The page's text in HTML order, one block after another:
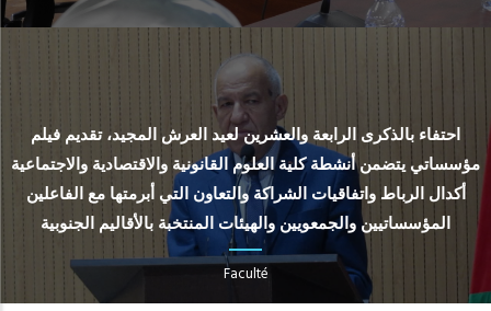
احتفاء بالذكرى الرابعة والعشرين لعيد العرش المجيد، تقديم فيلم
مؤسساتي يتضمن أنشطة كلية العلوم القانونية والاقتصادية والاجتماعية
أكدال الرباط واتفاقيات الشراكة والتعاون التي أبرمتها مع الفاعلين
المؤسساتيين والجمعويين والهيئات المنتخبة بالأقاليم الجنوبية
Faculté